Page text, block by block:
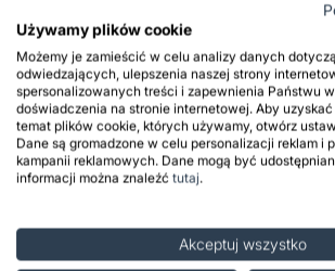
Soda kaustyczna NaOH płatki 25 kg —
116,85 zł
95,00 zł
3,80 zł
Używamy plików cookie
Możemy je zamieścić w celu analizy danych
odwiedzających, ulepszenia naszej strony
spersonalizowanych treści i zapewnienia Państwu
doświadczenia na stronie internetowej. Aby
temat plików cookie, których używamy, otwórz
Dane są gromadzone w celu personalizacji reklam i
kampanii reklamowych. Dane mogą być
informacji można znaleźć tutaj.
Akceptuj wszystko